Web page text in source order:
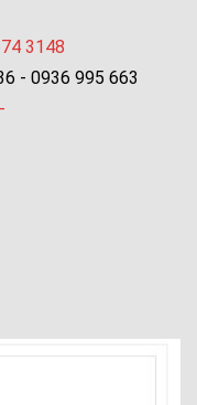
3148
- 0936 995 663
-